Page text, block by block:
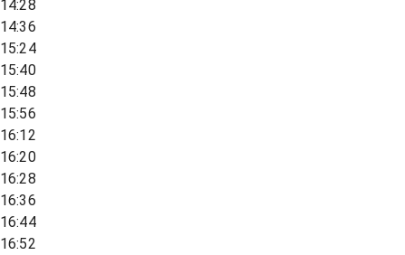
14:28
14:36
15:24
15:40
15:48
15:56
16:12
16:20
16:28
16:36
16:44
16:52